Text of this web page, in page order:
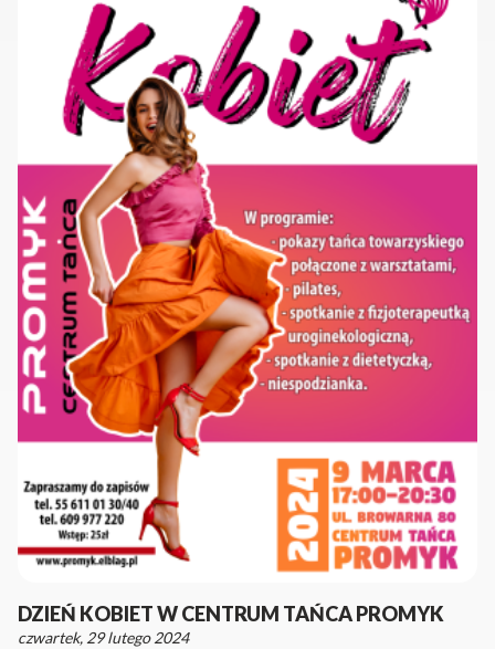
DZIEŃ KOBIET W CENTRUM TAŃCA PROMYK
czwartek, 29 lutego 2024